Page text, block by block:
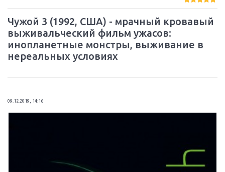
Чужой 3 (1992, США) - мрачный кровавый
выживальческий фильм ужасов:
инопланетные монстры, выживание в
нереальных условиях
09.12.2019, 14:16